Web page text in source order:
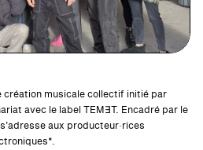
création musicale collectif initié par
avec le label TEM∃T. Encadré par le
aux producteur·rices